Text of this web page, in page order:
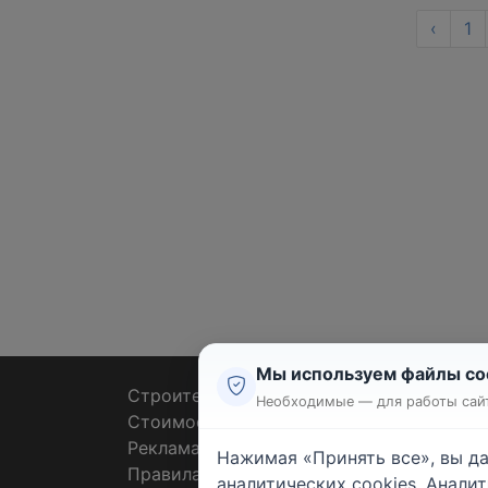
‹ 1
Строительные тендеры
Стоимость работ
Реклама
Правила
Мы используем файлы
Необходимые — для работы
Нажимая «Принять все», вы